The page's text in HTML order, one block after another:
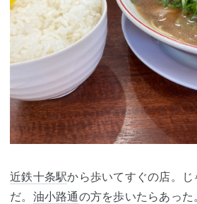
近鉄十条駅から歩いてすぐの店。
だ。 油小路通の方を歩いたらあっ